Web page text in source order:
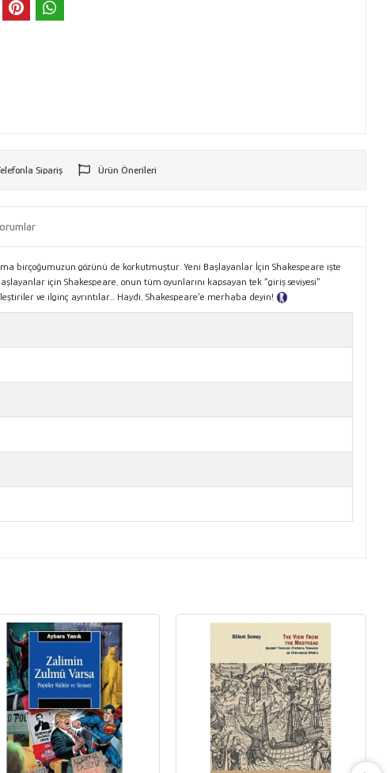
Sipariş Ürün Önerileri
birçoğumuzun gözünü de korkutmuştur. Yeni Başlayanlar İçin Shakespeare işte
için Shakespeare, onun tüm oyunlarını kapsayan tek “giriş seviyesi”
ve ilginç ayrıntılar… Haydi, Shakespeare’e merhaba deyin!